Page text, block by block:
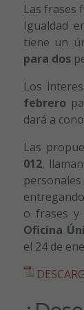
Las frases
Igualdad
tiene un
para dos
Los
febrero
dará a
Las
012,
o frases y
Oficina
el 24 de